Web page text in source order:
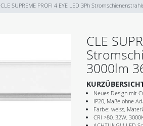
CLE SUPREME PROFI 4 EYE LED 3Ph
CLE
3000lm
Neues Design mit
IP20, Maße ohne
Farbe: weiss,
CRI >80, 32W,